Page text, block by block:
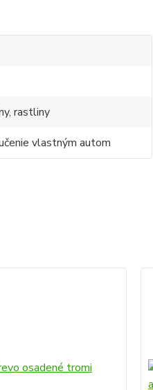
rastliny
vlastným autom